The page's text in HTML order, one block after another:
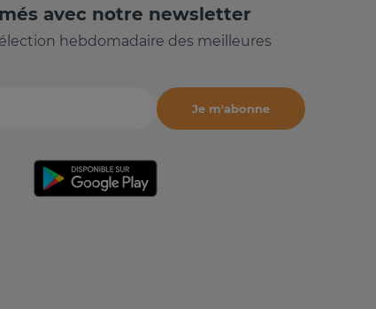
avec notre newsletter
hebdomadaire des meilleures
Je m'abonne